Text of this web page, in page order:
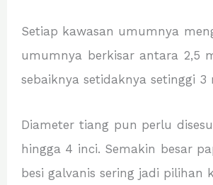
Setiap kawasan umumnya
umumnya berkisar antara 2,5
sebaiknya setidaknya setinggi
Diameter tiang pun perlu
hingga 4 inci. Semakin besar
besi galvanis sering jadi